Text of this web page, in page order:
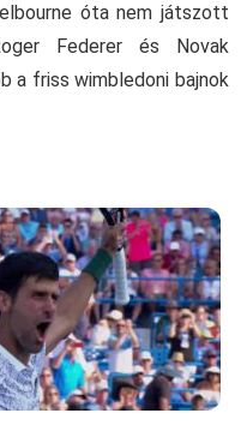
óta nem játszott
Federer és Novak
a friss wimbledoni bajnok